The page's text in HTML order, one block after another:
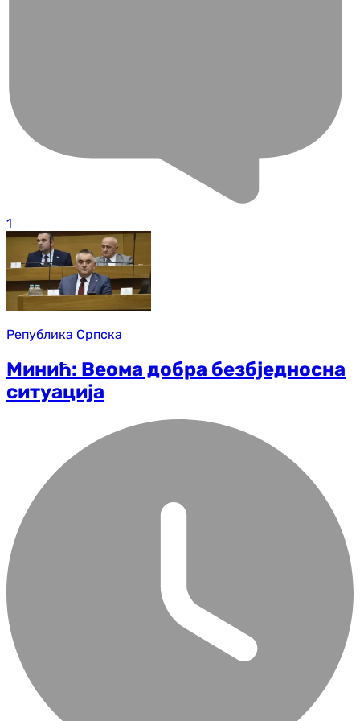
1
Република Српска
Минић: Веома добра безбједносна
ситуација